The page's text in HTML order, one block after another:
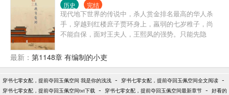
历史 完结
现代地下世界的传说中，杀人赏金排名最高的华人杀
手，穿越到红楼庶子贾环身上，羸弱的七岁稚子，尚
不能自保，面对王夫人，王熙凤的强势。只能先隐
斗，慢慢改变贾家被抄家的命运，闯出一片天地。
最新： 第1148章 有编制的小吏
穿书七零女配，提前夺回玉佩空间 我是你的浅浅 - 穿书七零女配，提前夺回玉佩空间全文阅读 -
穿书七零女配，提前夺回玉佩空间txt下载 - 穿书七零女配，提前夺回玉佩空间最新章节 - 好看的